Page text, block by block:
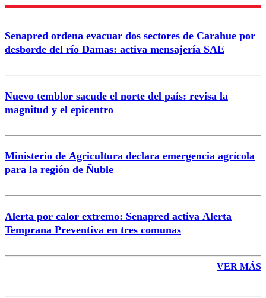
Correo
Senapred ordena evacuar dos sectores de Carahue por
desborde del río Damas: activa mensajería SAE
Nuevo temblor sacude el norte del país: revisa la
magnitud y el epicentro
Ministerio de Agricultura declara emergencia agrícola
para la región de Ñuble
Alerta por calor extremo: Senapred activa Alerta
Temprana Preventiva en tres comunas
VER MÁS